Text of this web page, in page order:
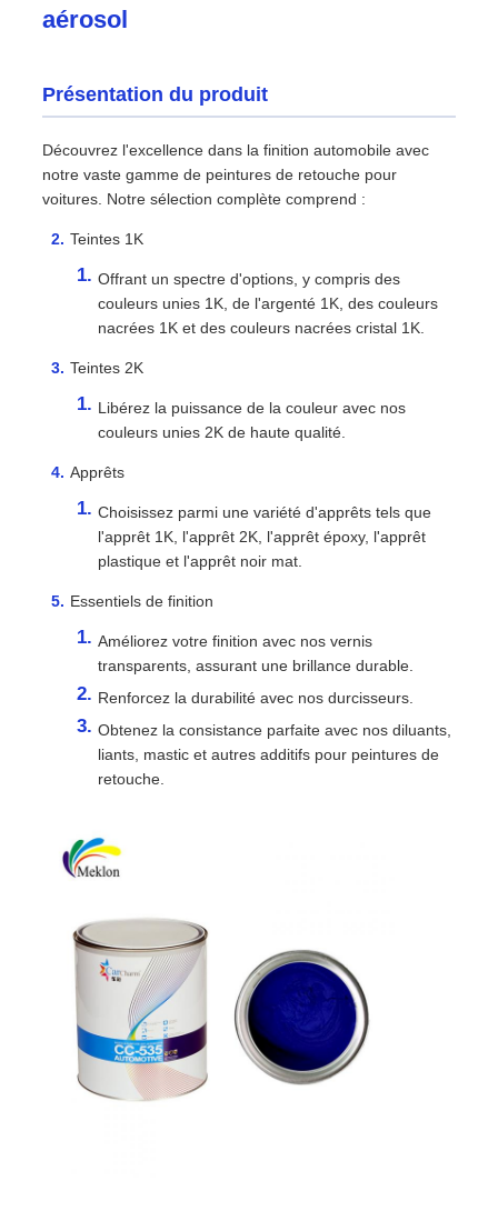
aérosol
Présentation du produit
Découvrez l'excellence dans la finition automobile avec
notre vaste gamme de peintures de retouche pour
voitures. Notre sélection complète comprend :
Teintes 1K
Offrant un spectre d'options, y compris des
couleurs unies 1K, de l'argenté 1K, des couleurs
nacrées 1K et des couleurs nacrées cristal 1K.
Teintes 2K
Libérez la puissance de la couleur avec nos
couleurs unies 2K de haute qualité.
Apprêts
Choisissez parmi une variété d'apprêts tels que
l'apprêt 1K, l'apprêt 2K, l'apprêt époxy, l'apprêt
plastique et l'apprêt noir mat.
Essentiels de finition
Améliorez votre finition avec nos vernis
transparents, assurant une brillance durable.
Renforcez la durabilité avec nos durcisseurs.
Obtenez la consistance parfaite avec nos diluants,
liants, mastic et autres additifs pour peintures de
retouche.